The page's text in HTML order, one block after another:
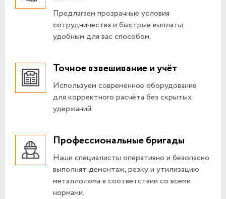
Предлагаем прозрачные условия
сотрудничества и быстрые выплаты
удобным для вас способом.
Точное взвешивание и учёт
Используем современное оборудование
для корректного расчёта без скрытых
удержаний.
Профессиональные бригады
Наши специалисты оперативно и безопасно
выполнят демонтаж, резку и утилизацию
металлолома в соответствии со всеми
нормами.